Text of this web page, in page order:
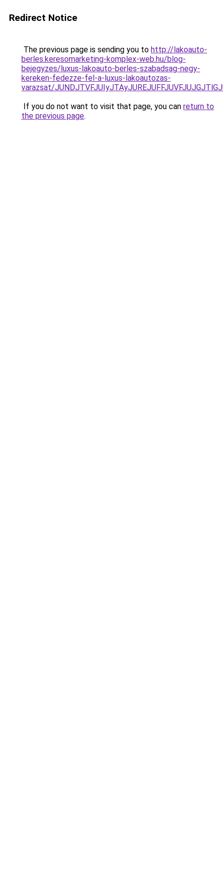
Redirect Notice
The previous page is sending you to http://lakoauto-
berles.keresomarketing-komplex-web.hu/blog-
bejegyzes/luxus-lakoauto-berles-szabadsag-negy-
kereken-fedezze-fel-a-luxus-lakoautozas-
varazsat/
If you do not want to visit that page, you can return to
the previous page.